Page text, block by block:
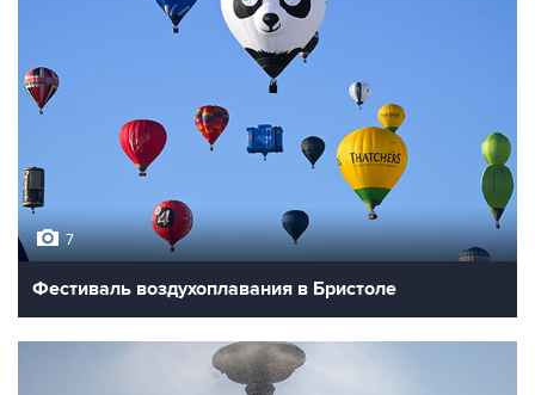
7
Фестиваль воздухоплавания в Бристоле